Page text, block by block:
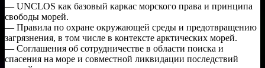
— UNCLOS как базовый каркас морского права и принципа
свободы морей.
— Правила по охране окружающей среды и предотвращению
загрязнения, в том числе в контексте арктических морей.
— Соглашения об сотрудничестве в области поиска и
спасения на море и совместной ликвидации последствий